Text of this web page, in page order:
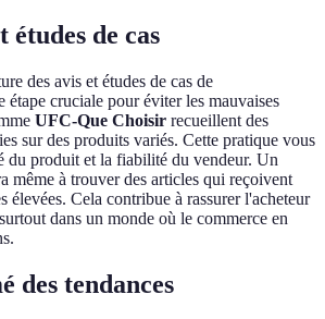
études de cas
des avis et études de cas de
étape cruciale pour éviter les mauvaises
UFC-Que Choisir recueillent des
sur des produits variés. Cette pratique vous
du produit et la fiabilité du vendeur. Un
même à trouver des articles qui reçoivent
élevées. Cela contribue à rassurer l'acheteur
dans un monde où le commerce en
des tendances